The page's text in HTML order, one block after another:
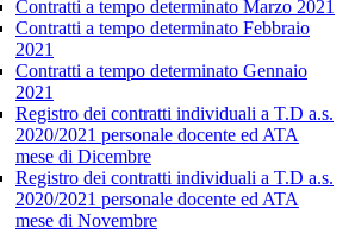
Contratti a tempo determinato Marzo 2021
Contratti a tempo determinato Febbraio
2021
Contratti a tempo determinato Gennaio
2021
Registro dei contratti individuali a T.D a.s.
2020/2021 personale docente ed ATA
mese di Dicembre
Registro dei contratti individuali a T.D a.s.
2020/2021 personale docente ed ATA
mese di Novembre